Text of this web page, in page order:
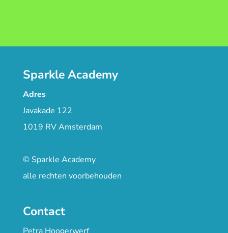
Sparkle Academy
Adres
Javakade 122
1019 RV Amsterdam
© Sparkle Academy
alle rechten voorbehouden
Contact